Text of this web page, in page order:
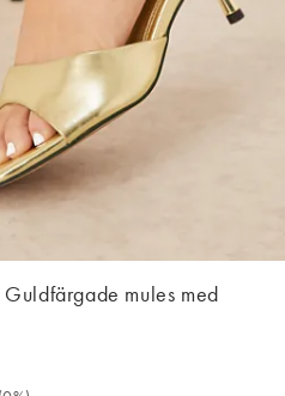
mules med
pris 191,95 SEK (0%). Då